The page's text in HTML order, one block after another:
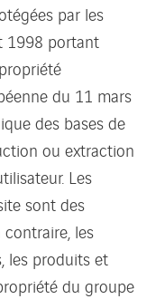
par les
1998 portant
du 11 mars
des bases de
ou extraction
Les
sont des
les
les produits et
du groupe